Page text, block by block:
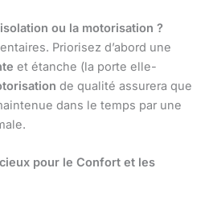
ou la motorisation ?
Priorisez d’abord une
et étanche (la porte elle-
de qualité assurera que
dans le temps par une
pour le Confort et les